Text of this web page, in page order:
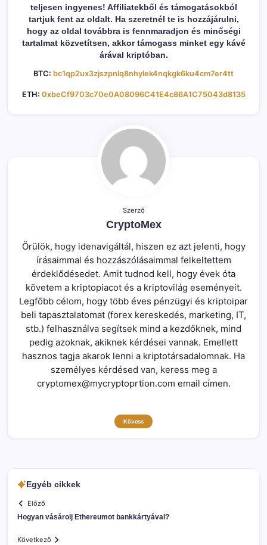
teljesen ingyenes! Affiliatekből és támogatásokból
tartjuk fent az oldalt. Ha szeretnél te is hozzájárulni,
hogy az oldal továbbra is fennmaradjon és minőségi
tartalmat közvetítsen, akkor támogass minket egy kávé
árával kriptóban.
BTC: bc1qp2ux3zjszpnlq8nhylek4nqkgk6ku4cm7er4tt
ETH: 0xbeCf9703c70e0A08096C41E4c86A1C75043d8135
Szerző
CryptoMex
Örülök, hogy idenavigáltál, hiszen ez azt jelenti, hogy
írásaimmal és hozzászólásaimmal felkeltettem
érdeklődésedet. Amit tudnod kell, hogy évek óta
követem a kriptopiacot és a kriptovilág eseményeit.
Legfőbb célom, hogy több éves pénzügyi és kriptoipar
beli tapasztalatomat (forex kereskedés, marketing, IT,
stb.) felhasználva segítsek mind a kezdőknek, mind
pedig azoknak, akiknek kérdései vannak. Emellett
hasznos tagja akarok lenni a kriptotársadalomnak. Ha
személyes kérdésed van, keress meg a
cryptomex@mycryptoprtion.com email címen.
Kövess
Egyéb cikkek
Előző
Hogyan vásárolj Ethereumot bankkártyával?
Következő